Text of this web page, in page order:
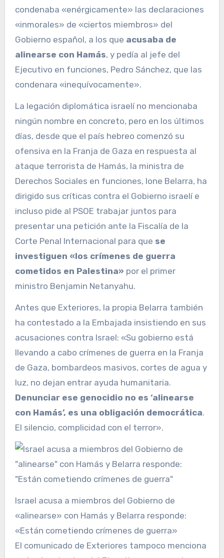
condenaba «enérgicamente» las declaraciones
«inmorales» de «ciertos miembros» del
Gobierno español, a los que acusaba de
alinearse con Hamás, y pedía al jefe del
Ejecutivo en funciones, Pedro Sánchez, que las
condenara «inequívocamente».
La legación diplomática israelí no mencionaba
ningún nombre en concreto, pero en los últimos
días, desde que el país hebreo comenzó su
ofensiva en la Franja de Gaza en respuesta al
ataque terrorista de Hamás, la ministra de
Derechos Sociales en funciones, Ione Belarra, ha
dirigido sus críticas contra el Gobierno israelí e
incluso pide al PSOE trabajar juntos para
presentar una petición ante la Fiscalía de la
Corte Penal Internacional para que se
investiguen «los crímenes de guerra
cometidos en Palestina» por el primer
ministro Benjamin Netanyahu.
Antes que Exteriores, la propia Belarra también
ha contestado a la Embajada insistiendo en sus
acusaciones contra Israel: «Su gobierno está
llevando a cabo crímenes de guerra en la Franja
de Gaza, bombardeos masivos, cortes de agua y
luz, no dejan entrar ayuda humanitaria.
Denunciar ese genocidio no es ‘alinearse
con Hamás’, es una obligación democrática.
El silencio, complicidad con el terror».
Israel acusa a miembros del Gobierno de
«alinearse» con Hamás y Belarra responde:
«Están cometiendo crímenes de guerra»
El comunicado de Exteriores tampoco menciona